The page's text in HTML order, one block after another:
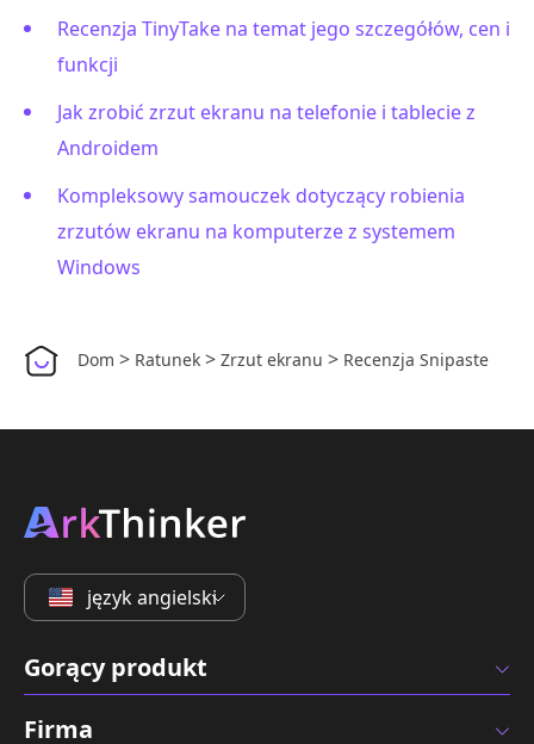
Recenzja TinyTake na temat jego szczegółów, cen i
funkcji
Jak zrobić zrzut ekranu na telefonie i tablecie z
Androidem
Kompleksowy samouczek dotyczący robienia
zrzutów ekranu na komputerze z systemem
Windows
Dom > Ratunek > Zrzut ekranu > Recenzja Snipaste
język angielski
Gorący produkt
Firma